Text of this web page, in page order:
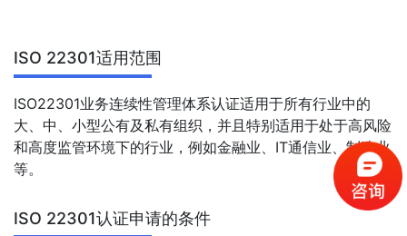
ISO 22301适用范围
ISO22301业务连续性管理体系认证适用于所有行业中的
大、中、小型公有及私有组织，并且特别适用于处于高风险
和高度监管环境下的行业，例如金融业、IT通信业、制造业
等。
ISO 22301认证申请的条件